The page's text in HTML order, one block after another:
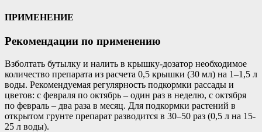
ПРИМЕНЕНИЕ
Рекомендации по применению
Взболтать бутылку и налить в крышку-дозатор необходимое
количество препарата из расчета 0,5 крышки (30 мл) на 1–1,5 л
воды. Рекомендуемая регулярность подкормки рассады и
цветов: с февраля по октябрь – один раз в неделю, с октября
по февраль – два раза в месяц. Для подкормки растений в
открытом грунте препарат разводится в 30–50 раз (0,5 л на 15-
25 л воды).